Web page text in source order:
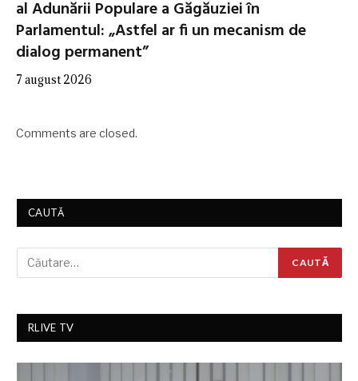
al Adunării Populare a Găgăuziei în
Parlamentul: „Astfel ar fi un mecanism de
dialog permanent”
7 august 2026
Comments are closed.
CAUTĂ
RLIVE TV